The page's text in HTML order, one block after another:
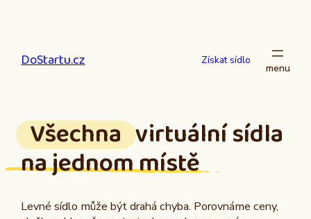
DoStartu.cz Získat sídlo
Všechna virtuální sídla
na jednom místě
Levné sídlo může být drahá chyba. Porovnáme ceny,